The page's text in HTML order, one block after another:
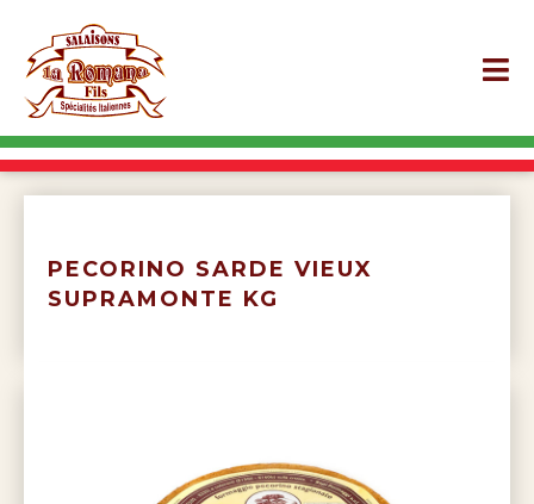
PECORINO SARDE VIEUX
SUPRAMONTE KG